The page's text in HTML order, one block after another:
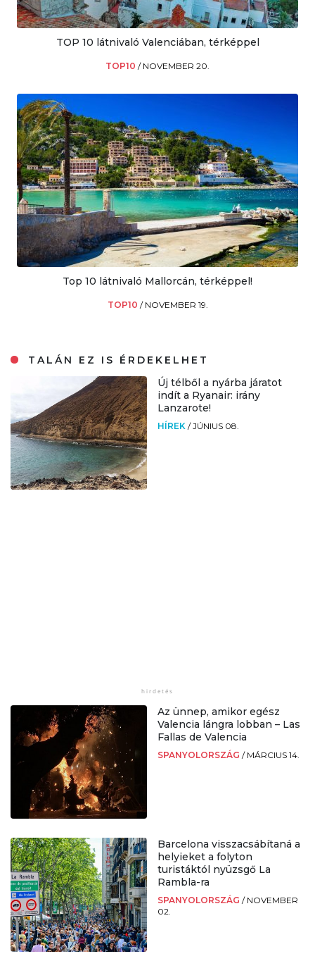
TOP 10 látnivaló Valenciában, térképpel
TOP10 / NOVEMBER 20.
Top 10 látnivaló Mallorcán, térképpel!
TOP10 / NOVEMBER 19.
TALÁN EZ IS ÉRDEKELHET
Új télből a nyárba járatot
indít a Ryanair: irány
Lanzarote!
HÍREK /JÚNIUS 08.
Az ünnep, amikor egész
Valencia lángra lobban – Las
Fallas de Valencia
SPANYOLORSZÁG / MÁRCIUS 14.
Barcelona visszacsábítaná a
helyieket a folyton
turistáktól nyüzsgő La
Rambla-ra
SPANYOLORSZÁG / NOVEMBER
02.